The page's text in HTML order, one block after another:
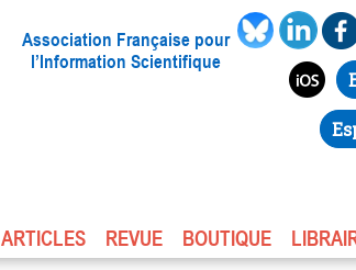
Association Française pour
l’Information Scientifique
ARTICLES REVUE BOUTIQUE